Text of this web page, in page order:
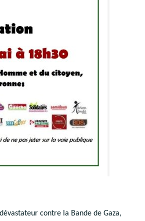
contre la Bande de Gaza,